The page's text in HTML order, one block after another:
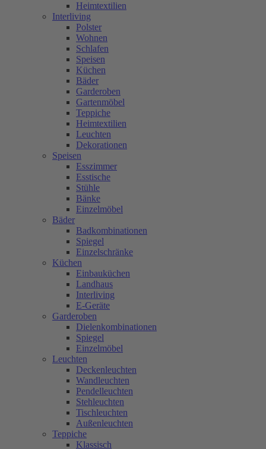
Heimtextilien
Interliving
Polster
Wohnen
Schlafen
Speisen
Küchen
Bäder
Garderoben
Gartenmöbel
Teppiche
Heimtextilien
Leuchten
Dekorationen
Speisen
Esszimmer
Esstische
Stühle
Bänke
Einzelmöbel
Bäder
Badkombinationen
Spiegel
Einzelschränke
Küchen
Einbauküchen
Landhaus
Interliving
E-Geräte
Garderoben
Dielenkombinationen
Spiegel
Einzelmöbel
Leuchten
Deckenleuchten
Wandleuchten
Pendelleuchten
Stehleuchten
Tischleuchten
Außenleuchten
Teppiche
Klassisch